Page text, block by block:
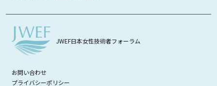
JWEF日本女性技術者フォーラム
お問い合わせ
プライバシーポリシー